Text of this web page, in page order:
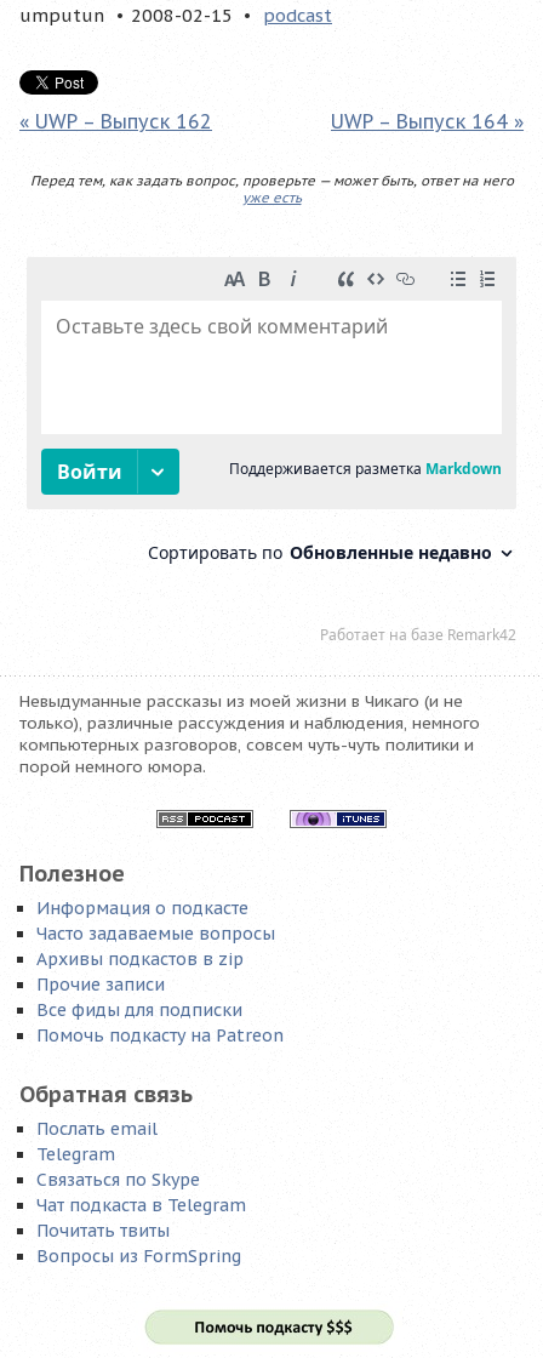
umputun 2008-02-15 podcast
« UWP – Выпуск 162 UWP – Выпуск 164 »
Перед тем, как задать вопрос, проверьте — может быть, ответ на него
уже есть
Невыдуманные рассказы из моей жизни в Чикаго (и не
только), различные рассуждения и наблюдения, немного
компьютерных разговоров, совсем чуть-чуть политики и
порой немного юмора.
Полезное
Информация о подкасте
Часто задаваемые вопросы
Архивы подкастов в zip
Прочие записи
Все фиды для подписки
Помочь подкасту на Patreon
Обратная связь
Послать email
Telegram
Связаться по Skype
Чат подкаста в Telegram
Почитать твиты
Вопросы из FormSpring